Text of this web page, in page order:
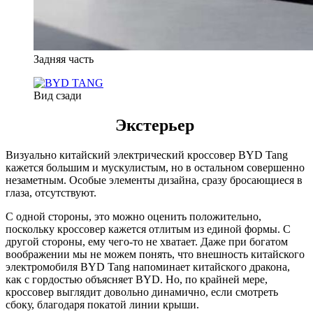
Задняя часть
Вид сзади
Экстерьер
Визуально китайский электрический кроссовер BYD Tang
кажется большим и мускулистым, но в остальном совершенно
незаметным. Особые элементы дизайна, сразу бросающиеся в
глаза, отсутствуют.
С одной стороны, это можно оценить положительно,
поскольку кроссовер кажется отлитым из единой формы. С
другой стороны, ему чего-то не хватает. Даже при богатом
воображении мы не можем понять, что внешность китайского
электромобиля BYD Tang напоминает китайского дракона,
как с гордостью объясняет BYD. Но, по крайней мере,
кроссовер выглядит довольно динамично, если смотреть
сбоку, благодаря покатой линии крыши.